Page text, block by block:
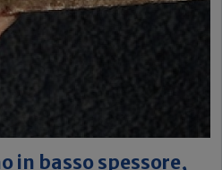
in basso spessore,